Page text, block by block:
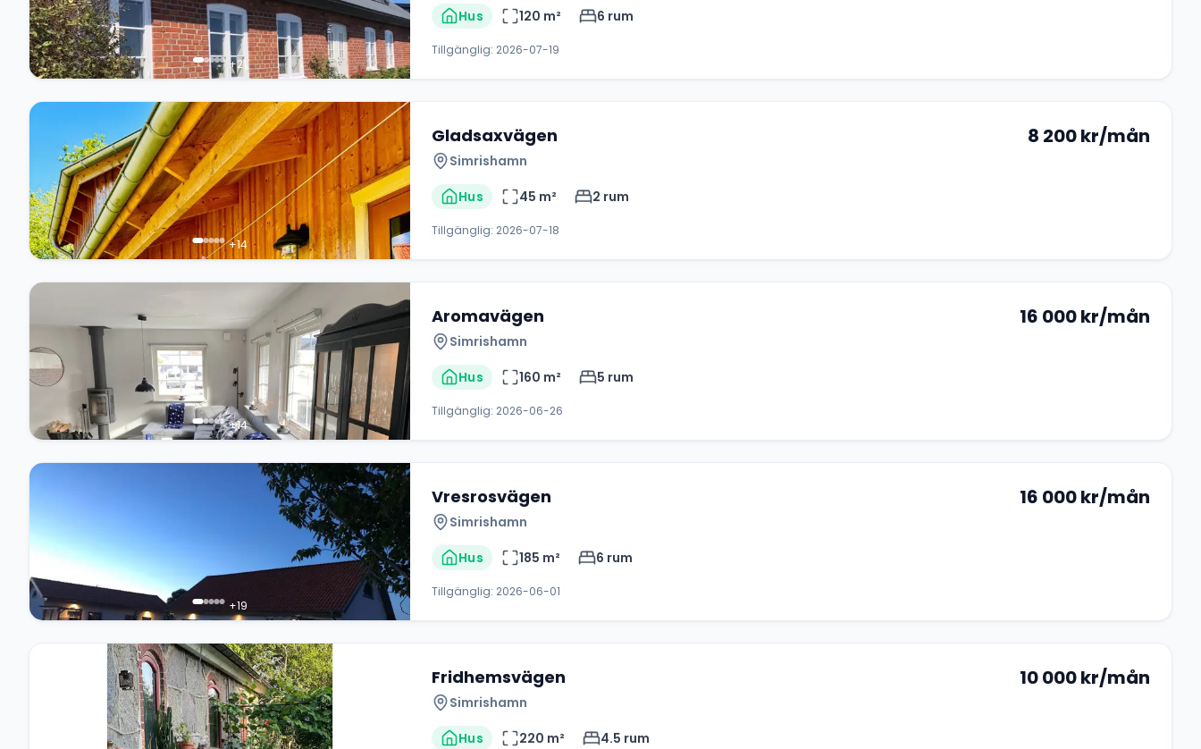
+21
Hus 120 m² 6 rum
Tillgänglig: 2026-07-19
+14
Gladsaxvägen
Simrishamn
8 200kr/mån
Hus 45 m² 2 rum
Tillgänglig: 2026-07-18
+14
Aromavägen
Simrishamn
16 000kr/mån
Hus 160 m² 5 rum
Tillgänglig: 2026-06-26
+19
Vresrosvägen
Simrishamn
16 000kr/mån
Hus 185 m² 6 rum
Tillgänglig: 2026-06-01
Fridhemsvägen
Simrishamn
10 000kr/mån
Hus 220 m² 4.5 rum